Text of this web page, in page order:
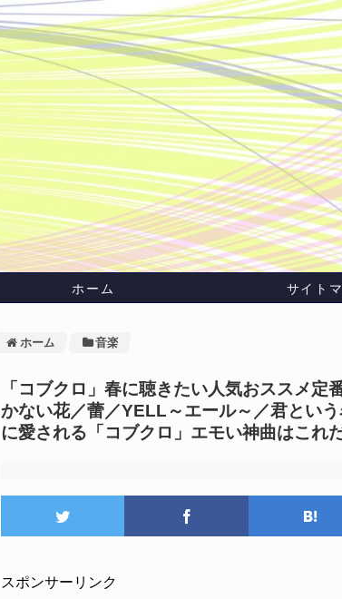
ホーム サイト
ホーム 音楽
「コブクロ」春に聴きたい人気おススメ
かない花／蕾／YELL～エール～／君とい
に愛される「コブクロ」エモい神曲はこれ
スポンサーリンク